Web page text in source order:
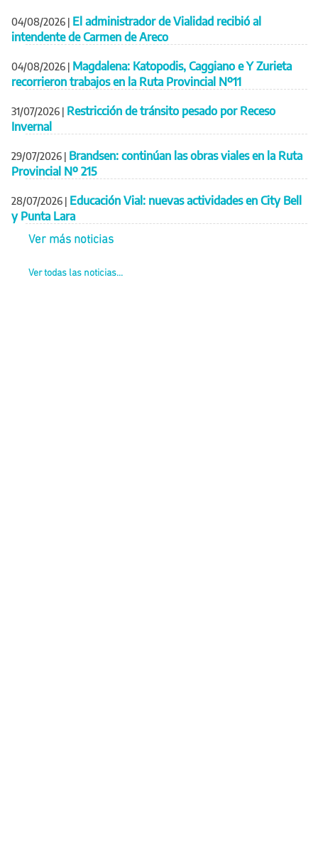
04/08/2026 | El administrador de Vialidad recibió al
intendente de Carmen de Areco
04/08/2026 | Magdalena: Katopodis, Caggiano e Y Zurieta
recorrieron trabajos en la Ruta Provincial Nº11
31/07/2026 | Restricción de tránsito pesado por Receso
Invernal
29/07/2026 | Brandsen: continúan las obras viales en la Ruta
Provincial Nº 215
28/07/2026 | Educación Vial: nuevas actividades en City Bell
y Punta Lara
Ver más noticias
Ver todas las noticias...